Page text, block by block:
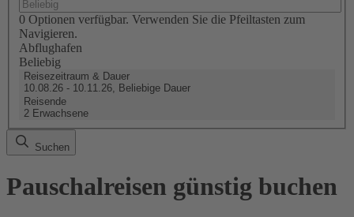
0 Optionen verfügbar. Verwenden Sie die Pfeiltasten zum
Navigieren.
Abflughafen
Beliebig
Reisezeitraum & Dauer
10.08.26 - 10.11.26, Beliebige Dauer
Reisende
2 Erwachsene
Suchen
Pauschalreisen günstig buchen